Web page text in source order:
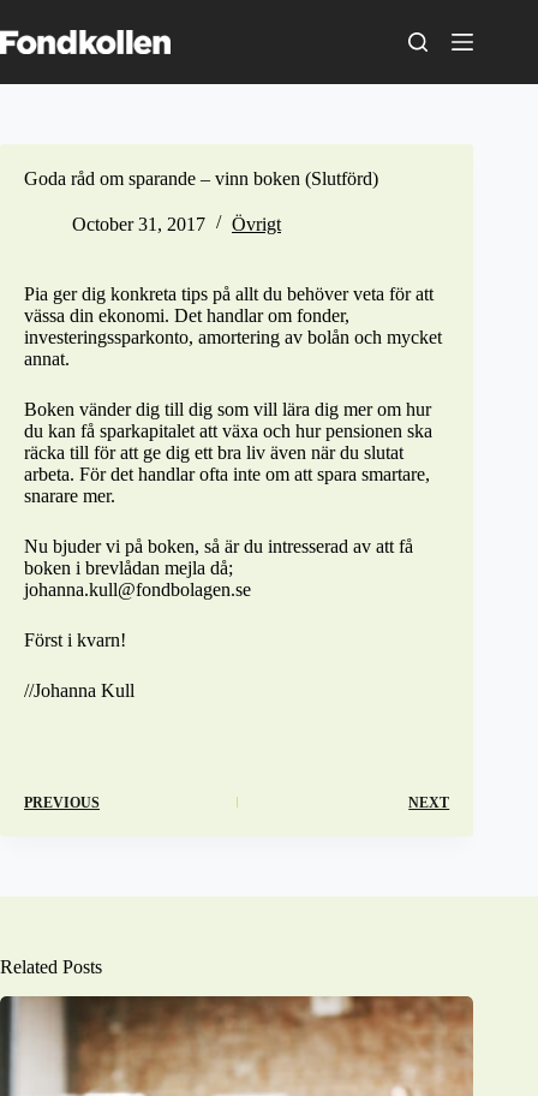
to
content
Goda råd om sparande – vinn boken (Slutförd)
October 31, 2017 Övrigt
Pia ger dig konkreta tips på allt du behöver veta för att
vässa din ekonomi. Det handlar om fonder,
investeringssparkonto, amortering av bolån och mycket
annat.
Boken vänder dig till dig som vill lära dig mer om hur
du kan få sparkapitalet att växa och hur pensionen ska
räcka till för att ge dig ett bra liv även när du slutat
arbeta. För det handlar ofta inte om att spara smartare,
snarare mer.
Nu bjuder vi på boken, så är du intresserad av att få
boken i brevlådan mejla då;
johanna.kull@fondbolagen.se
Först i kvarn!
//Johanna Kull
PREVIOUS NEXT
Related Posts